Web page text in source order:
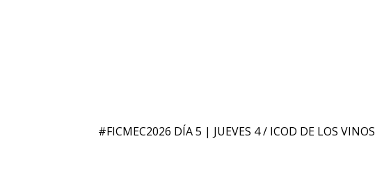
#FICMEC2026 DÍA 5 | JUEVES 4 / ICOD DE LOS VINOS